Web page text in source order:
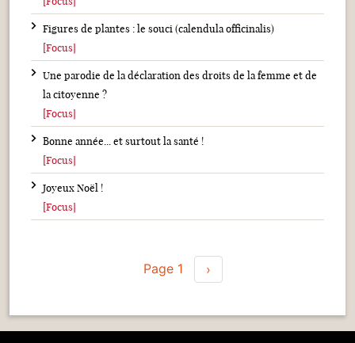
Figures de plantes : le souci (calendula officinalis)
[Focus]
Une parodie de la déclaration des droits de la femme et de
la citoyenne ?
[Focus]
Bonne année... et surtout la santé !
[Focus]
Joyeux Noël !
[Focus]
Page 1 Page suivante
›